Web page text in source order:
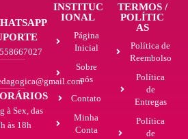
à Sex, das
às 18h
INSTITUC
IONAL
Página
Inicial
Sobre
nós
Contato
Minha
Conta
TERMOS /
POLÍTIC
AS
Política de
Reembolso
Política
de
Entregas
Política
de